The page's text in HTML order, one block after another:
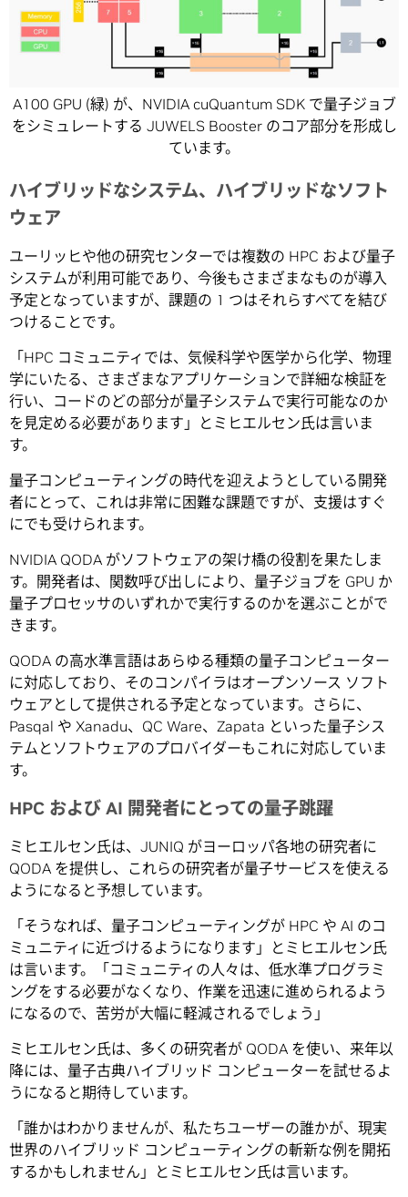
A100 GPU (緑) が、NVIDIA cuQuantum SDK で量子ジョブ
をシミュレートする JUWELS Booster のコア部分を形成し
ています。
ハイブリッドなシステム、ハイブリッドなソフト
ウェア
ユーリッヒや他の研究センターでは複数の HPC および量子
システムが利用可能であり、今後もさまざまなものが導入
予定となっていますが、課題の 1 つはそれらすべてを結び
つけることです。
「HPC コミュニティでは、気候科学や医学から化学、物理
学にいたる、さまざまなアプリケーションで詳細な検証を
行い、コードのどの部分が量子システムで実行可能なのか
を見定める必要があります」とミヒエルセン氏は言いま
す。
量子コンピューティングの時代を迎えようとしている開発
者にとって、これは非常に困難な課題ですが、支援はすぐ
にでも受けられます。
NVIDIA QODA がソフトウェアの架け橋の役割を果たしま
す。開発者は、関数呼び出しにより、量子ジョブを GPU か
量子プロセッサのいずれかで実行するのかを選ぶことがで
きます。
QODA の高水準言語はあらゆる種類の量子コンピューター
に対応しており、そのコンパイラはオープンソース ソフト
ウェアとして提供される予定となっています。さらに、
Pasqal や Xanadu、QC Ware、Zapata といった量子シス
テムとソフトウェアのプロバイダーもこれに対応していま
す。
HPC および AI 開発者にとっての量子跳躍
ミヒエルセン氏は、JUNIQ がヨーロッパ各地の研究者に
QODA を提供し、これらの研究者が量子サービスを使える
ようになると予想しています。
「そうなれば、量子コンピューティングが HPC や AI のコ
ミュニティに近づけるようになります」とミヒエルセン氏
は言います。「コミュニティの人々は、低水準プログラミ
ングをする必要がなくなり、作業を迅速に進められるよう
になるので、苦労が大幅に軽減されるでしょう」
ミヒエルセン氏は、多くの研究者が QODA を使い、来年以
降には、量子古典ハイブリッド コンピューターを試せるよ
うになると期待しています。
「誰かはわかりませんが、私たちユーザーの誰かが、現実
世界のハイブリッド コンピューティングの斬新な例を開拓
するかもしれません」とミヒエルセン氏は言います。